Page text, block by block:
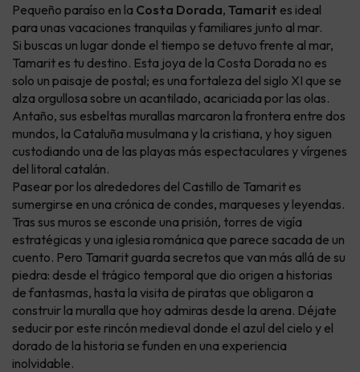
Pequeño paraíso en la Costa Dorada, Tamarit es ideal
para unas vacaciones tranquilas y familiares junto al mar.
Si buscas un lugar donde el tiempo se detuvo frente al mar,
Tamarit es tu destino. Esta joya de la Costa Dorada no es
solo un paisaje de postal; es una fortaleza del siglo XI que se
alza orgullosa sobre un acantilado, acariciada por las olas.
Antaño, sus esbeltas murallas marcaron la frontera entre dos
mundos, la Cataluña musulmana y la cristiana, y hoy siguen
custodiando una de las playas más espectaculares y vírgenes
del litoral catalán.
Pasear por los alrededores del Castillo de Tamarit es
sumergirse en una crónica de condes, marqueses y leyendas.
Tras sus muros se esconde una prisión, torres de vigía
estratégicas y una iglesia románica que parece sacada de un
cuento. Pero Tamarit guarda secretos que van más allá de su
piedra: desde el trágico temporal que dio origen a historias
de fantasmas, hasta la visita de piratas que obligaron a
construir la muralla que hoy admiras desde la arena. Déjate
seducir por este rincón medieval donde el azul del cielo y el
dorado de la historia se funden en una experiencia
inolvidable.